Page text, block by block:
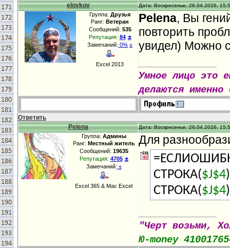
elovkov Дата: Воскресенье, 26.04.2026,
Группа: Друзья
Ранг: Ветеран
Сообщений: 535
Репутация: 84 ±
Замечаний: 0% ±
Excel 2013
Pelena, Вы
повторить
увидел) Можно
Умное лицо это
делаются
Ответить
Pelena
Дата: Воскресенье, 26.04.2026,
Группа: Админы
Ранг: Местный житель
Сообщений: 19635
Репутация: 4705 ±
Замечаний: ±
Excel 365 & Mac Excel
Для
СТРОКА($J$4
СТРОКА($J$4
"Черт возьми,
Ю-money